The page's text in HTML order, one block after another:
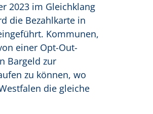
2023 im Gleichklang
die Bezahlkarte in
Kommunen,
einer Opt-Out-
Bargeld zur
zu können, wo
die gleiche